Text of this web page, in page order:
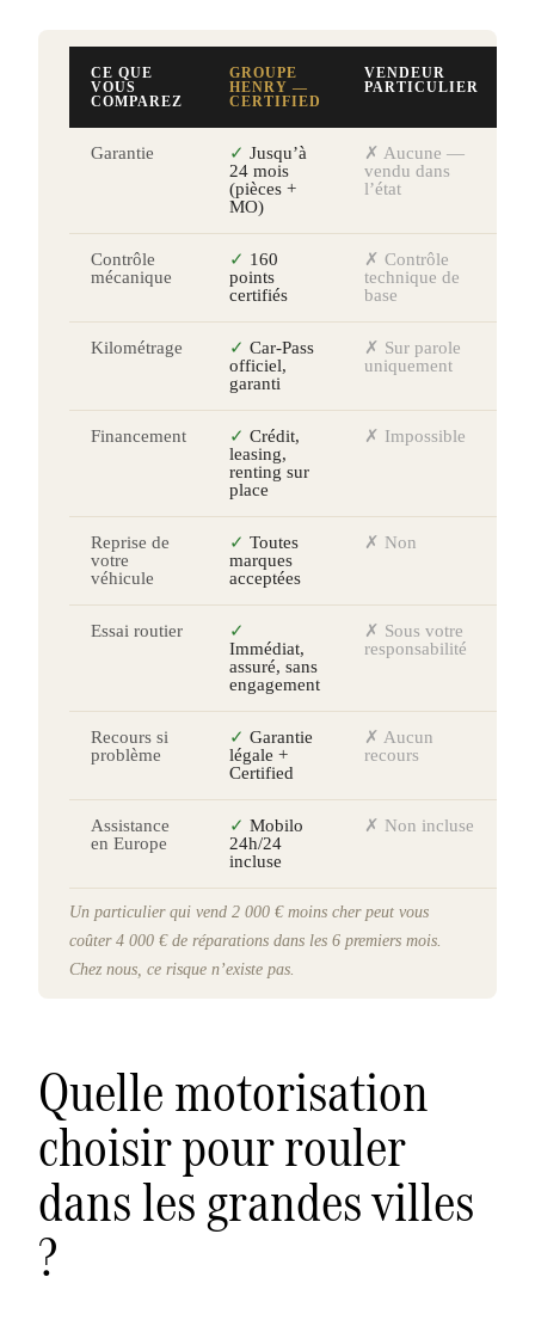
CE QUE
VOUS
COMPAREZ
GROUPE
HENRY —
CERTIFIED
VENDEUR
PARTICULIER
Garantie ✓ Jusqu’à
24 mois
(pièces +
MO)
✗ Aucune —
vendu dans
l’état
Contrôle
mécanique
✓ 160
points
certifiés
✗ Contrôle
technique de
base
Kilométrage ✓ Car-Pass
officiel,
garanti
✗ Sur parole
uniquement
Financement ✓ Crédit,
leasing,
renting sur
place
✗ Impossible
Reprise de
votre
véhicule
✓ Toutes
marques
acceptées
✗ Non
Essai routier
✓
Immédiat,
assuré, sans
engagement
✗ Sous votre
responsabilité
Recours si
problème
✓ Garantie
légale +
Certified
✗ Aucun
recours
Assistance
en Europe
✓ Mobilo
24h/24
incluse
✗ Non incluse
Un particulier qui vend 2 000 € moins cher peut vous
coûter 4 000 € de réparations dans les 6 premiers mois.
Chez nous, ce risque n’existe pas.
Quelle motorisation
choisir pour rouler
dans les grandes villes
?